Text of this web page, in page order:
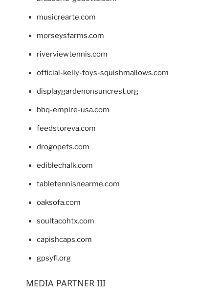
musicrearte.com
morseysfarms.com
riverviewtennis.com
official-kelly-toys-squishmallows.com
displaygardenonsuncrest.org
bbq-empire-usa.com
feedstoreva.com
drogopets.com
ediblechalk.com
tabletennisnearme.com
oaksofa.com
soultacohtx.com
capishcaps.com
gpsyfl.org
MEDIA PARTNER III